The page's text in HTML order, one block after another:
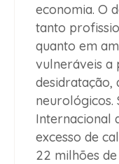
economia. O
tanto
quanto em
vulneráveis a
desidratação,
neurológicos.
Internacional
excesso de
22 milhões